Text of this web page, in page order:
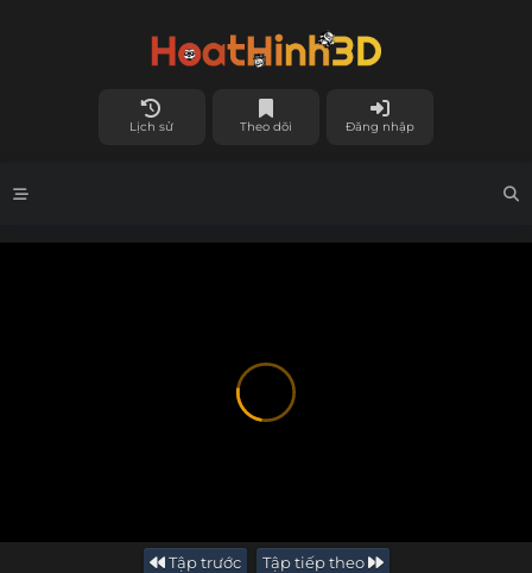
Lịch sử Theo dõi Đăng nhập
Tập trước Tập tiếp theo